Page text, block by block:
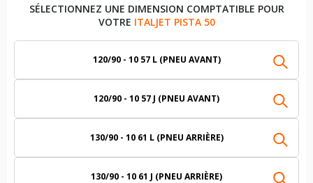
SÉLECTIONNEZ UNE DIMENSION COMPTATIBLE POUR
VOTRE ITALJET PISTA 50
120/90 - 10 57 L (PNEU AVANT)
120/90 - 10 57 J (PNEU AVANT)
130/90 - 10 61 L (PNEU ARRIÈRE)
130/90 - 10 61 J (PNEU ARRIÈRE)